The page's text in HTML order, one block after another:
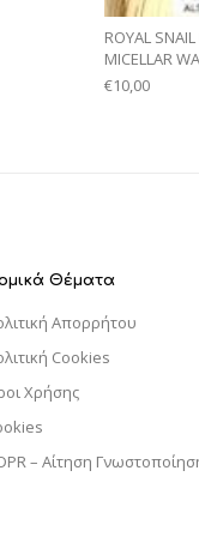
ROYAL
MICELLAR
€10,00
Θέματα
Απορρήτου
Cookies
Χρήσης
– Αίτηση